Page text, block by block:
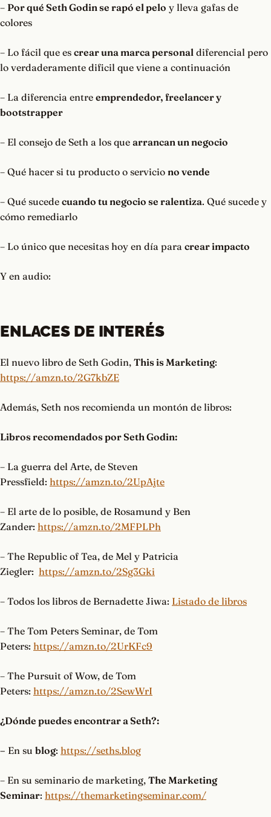
– Por qué Seth Godin se rapó el pelo y lleva gafas de
colores
– Lo fácil que es crear una marca personal diferencial pero
lo verdaderamente dificil que viene a continuación
– La diferencia entre emprendedor, freelancer y
bootstrapper
– El consejo de Seth a los que arrancan un negocio
– Qué hacer si tu producto o servicio no vende
– Qué sucede cuando tu negocio se ralentiza. Qué sucede y
cómo remediarlo
– Lo único que necesitas hoy en día para crear impacto
Y en audio:
ENLACES DE INTERÉS
El nuevo libro de Seth Godin, This is Marketing:
https://amzn.to/2G7kbZE
Además, Seth nos recomienda un montón de libros:
Libros recomendados por Seth Godin:
– La guerra del Arte, de Steven
Pressfield: https://amzn.to/2UpAjte
– El arte de lo posible, de Rosamund y Ben
Zander: https://amzn.to/2MFPLPh
– The Republic of Tea, de Mel y Patricia
Ziegler: https://amzn.to/2Sg3Gki
– Todos los libros de Bernadette Jiwa: Listado de libros
– The Tom Peters Seminar, de Tom
Peters: https://amzn.to/2UrKFc9
– The Pursuit of Wow, de Tom
Peters: https://amzn.to/2SewWrI
¿Dónde puedes encontrar a Seth?:
– En su blog: https://seths.blog
– En su seminario de marketing, The Marketing
Seminar: https://themarketingseminar.com/